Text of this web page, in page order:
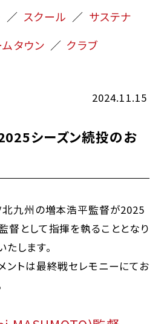
スクール
サステナ
タウン
クラブ
2024.11.15
シーズン続投のお
北九州の増本浩平監督が2025
督として指揮を執ることとなり
します。
ントは最終戦セレモニーにてお